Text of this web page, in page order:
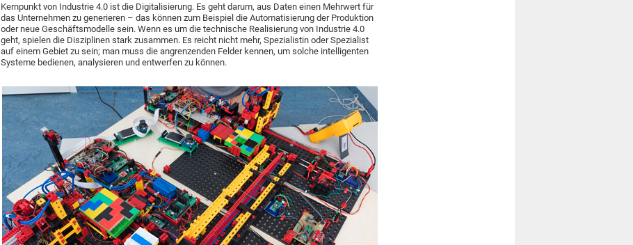
Kernpunkt von Industrie 4.0 ist die Digitalisierung. Es geht darum, aus Daten einen Mehrwert für
das Unternehmen zu generieren – das können zum Beispiel die Automatisierung der Produktion
oder neue Geschäftsmodelle sein. Wenn es um die technische Realisierung von Industrie 4.0
geht, spielen die Disziplinen stark zusammen. Es reicht nicht mehr, Spezialistin oder Spezialist
auf einem Gebiet zu sein; man muss die angrenzenden Felder kennen, um solche intelligenten
Systeme bedienen, analysieren und entwerfen zu können.